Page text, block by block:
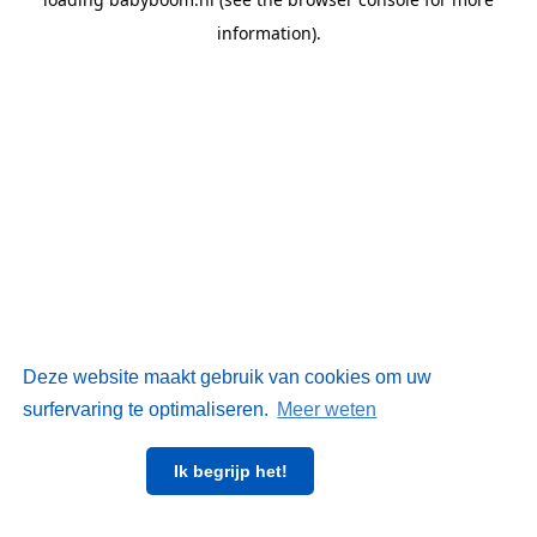
Deze website maakt gebruik van cookies om uw
surfervaring te optimaliseren. Meer weten
Ik begrijp het!
information).